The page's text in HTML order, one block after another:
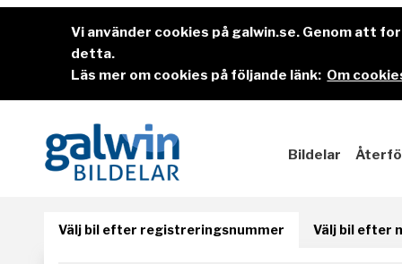
Vi använder cookies på galwin.se. Genom att
detta.
Läs mer om cookies på följande länk: Om
Bildelar
Välj bil efter registreringsnummer Välj bil efter